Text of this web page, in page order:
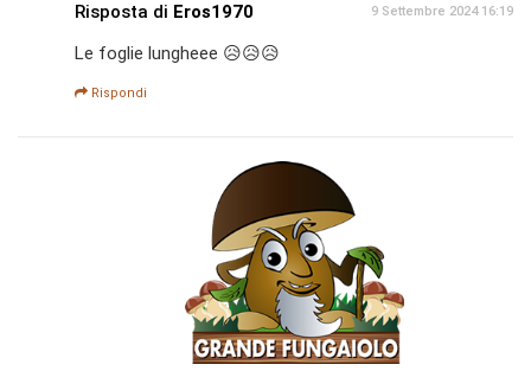
Risposta di Eros1970 9 Settembre 2024 16:19
Le foglie lungheee 😥😥😥
Rispondi